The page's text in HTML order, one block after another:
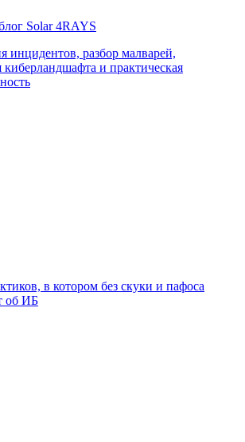
Solar 4RAYS
инцидентов, разбор малварей,
киберландшафта и практическая
в котором без скуки и пафоса
об ИБ